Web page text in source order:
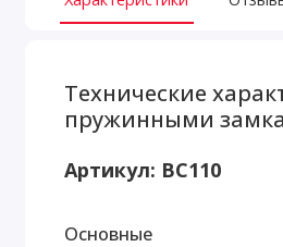
Технические
пружинными
Артикул: BC110
Основные